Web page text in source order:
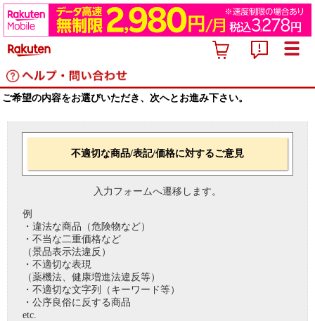
ご希望の内容をお選びいただき、次へとお進み下さい。
不適切な商品/表記/価格に対するご意見
入力フォームへ遷移します。
例
・違法な商品（危険物など）
・不当な二重価格など
（景品表示法違反）
・不適切な表現
（薬機法、健康増進法違反等）
・不適切な文字列（キーワード等）
・公序良俗に反する商品
etc.